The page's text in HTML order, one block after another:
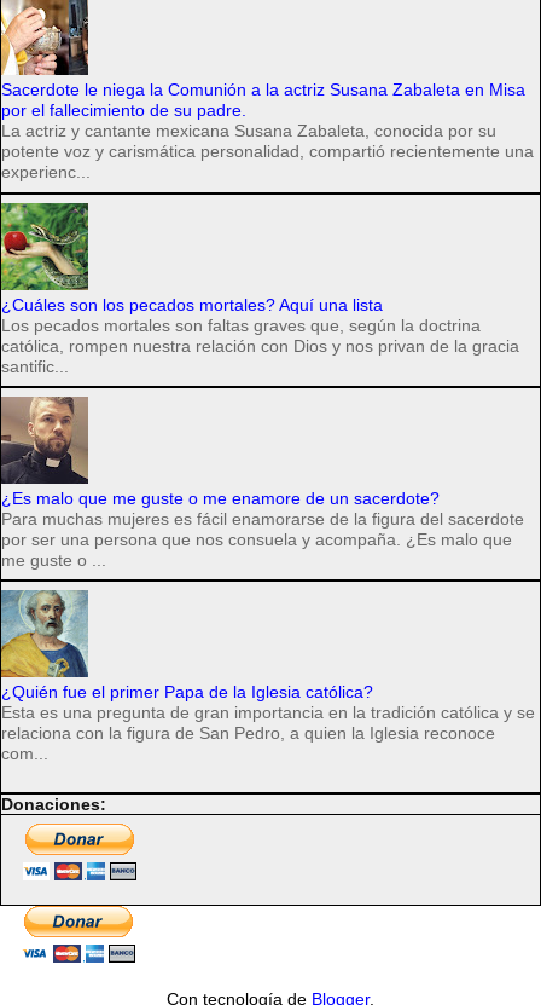
Sacerdote le niega la Comunión a la actriz Susana Zabaleta en Misa
por el fallecimiento de su padre.
La actriz y cantante mexicana Susana Zabaleta, conocida por su
potente voz y carismática personalidad, compartió recientemente una
experienc...
¿Cuáles son los pecados mortales? Aquí una lista
Los pecados mortales son faltas graves que, según la doctrina
católica, rompen nuestra relación con Dios y nos privan de la gracia
santific...
¿Es malo que me guste o me enamore de un sacerdote?
Para muchas mujeres es fácil enamorarse de la figura del sacerdote
por ser una persona que nos consuela y acompaña. ¿Es malo que
me guste o ...
¿Quién fue el primer Papa de la Iglesia católica?
Esta es una pregunta de gran importancia en la tradición católica y se
relaciona con la figura de San Pedro, a quien la Iglesia reconoce
com...
Donaciones:
Con tecnología de Blogger.